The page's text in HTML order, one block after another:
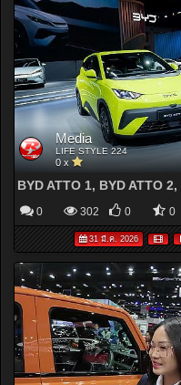
Media
LIFE STYLE 224
0 x
0 302 0 0
31 มี.ค. 2026